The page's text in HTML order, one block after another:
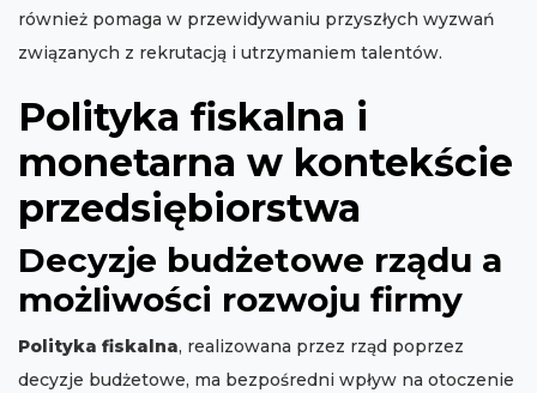
również pomaga w przewidywaniu przyszłych wyzwań
związanych z rekrutacją i utrzymaniem talentów.
Polityka fiskalna i
monetarna w kontekście
przedsiębiorstwa
Decyzje budżetowe rządu a
możliwości rozwoju firmy
Polityka fiskalna, realizowana przez rząd poprzez
decyzje budżetowe, ma bezpośredni wpływ na otoczenie